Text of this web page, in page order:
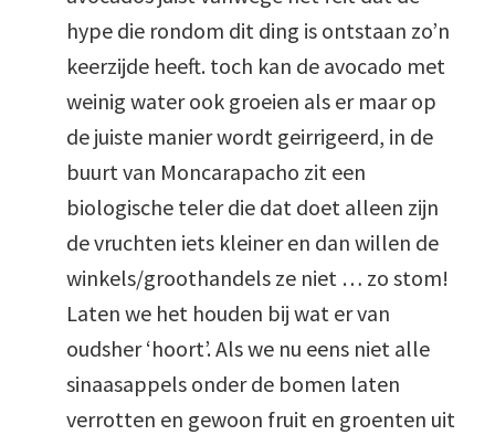
hype die rondom dit ding is ontstaan zo’n
keerzijde heeft. toch kan de avocado met
weinig water ook groeien als er maar op
de juiste manier wordt geirrigeerd, in de
buurt van Moncarapacho zit een
biologische teler die dat doet alleen zijn
de vruchten iets kleiner en dan willen de
winkels/groothandels ze niet … zo stom!
Laten we het houden bij wat er van
oudsher ‘hoort’. Als we nu eens niet alle
sinaasappels onder de bomen laten
verrotten en gewoon fruit en groenten uit